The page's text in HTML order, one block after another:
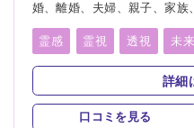
婚、離婚、夫婦、親子、家族
康、金運、仕事、引越し、
運勢、命名、改名
霊感 霊視 透視 未
守護霊 背後霊 波動修
スピリチュアルカウンセリ
詳細
口コミを見る